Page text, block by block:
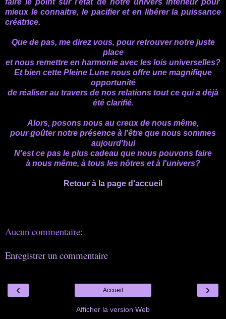
faire le point sur l'état de notre univers intérieur pour
mieux le connaitre, le pacifier et en libérer la puissance
créatrice.
Que de pas, me direz vous, pour retrouver notre juste
place
etnous remettre en harmonie avec les lois universelles?
Et bien cette Pleine Lune nous offre une magnifique
opportunité
de réaliser au travers de nos relations tout ce qui a déjà
été clarifié.
Alors, posons nous au creux de nous même,
pour goûter notre présence à l'être que nous sommes
aujourd'hui
N'est ce pas le plus cadeau que nous pouvons faire
à nous même, à tous les nôtres et à l'univers?
Retour à la page d'accueil
Aucun commentaire:
Enregistrer un commentaire
‹ ›
Accueil
Afficher la version Web